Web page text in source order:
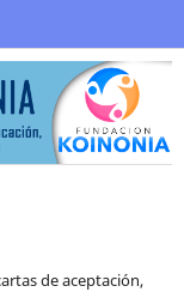
de aceptación,